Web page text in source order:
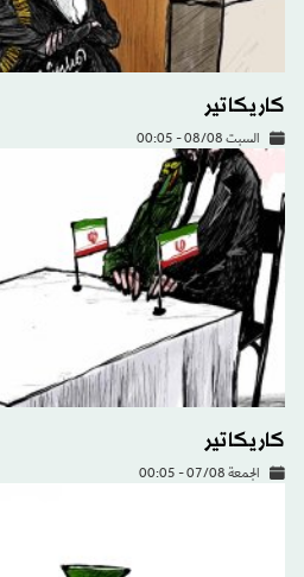
كاريكاتير
السبت 08/08 - 00:05
كاريكاتير
الجمعة 07/08 - 00:05